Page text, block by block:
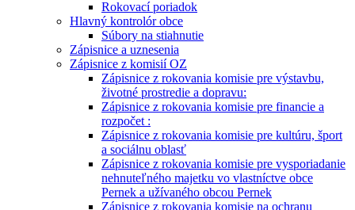
Rokovací poriadok
Hlavný kontrolór obce
Súbory na stiahnutie
Zápisnice a uznesenia
Zápisnice z komisií OZ
Zápisnice z rokovania komisie pre výstavbu,
životné prostredie a dopravu:
Zápisnice z rokovania komisie pre financie a
rozpočet :
Zápisnice z rokovania komisie pre kultúru, šport
a sociálnu oblasť
Zápisnice z rokovania komisie pre vysporiadanie
nehnuteľného majetku vo vlastníctve obce
Pernek a užívaného obcou Pernek
Zápisnice z rokovania komisie na ochranu